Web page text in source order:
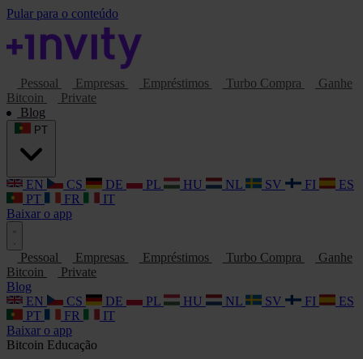
Pular para o conteúdo
Pessoal Empresas Empréstimos Turbo Compra
Ganhe
Bitcoin
Private
Blog
EN CS DE PL HU NL SV FI
ES
PT
FR
IT
Baixar o app
Pessoal Empresas Empréstimos Turbo Compra
Ganhe
Bitcoin
Private
Blog
EN
CS DE PL HU NL SV FI
ES
PT
FR
IT
Baixar o app
Bitcoin Educação